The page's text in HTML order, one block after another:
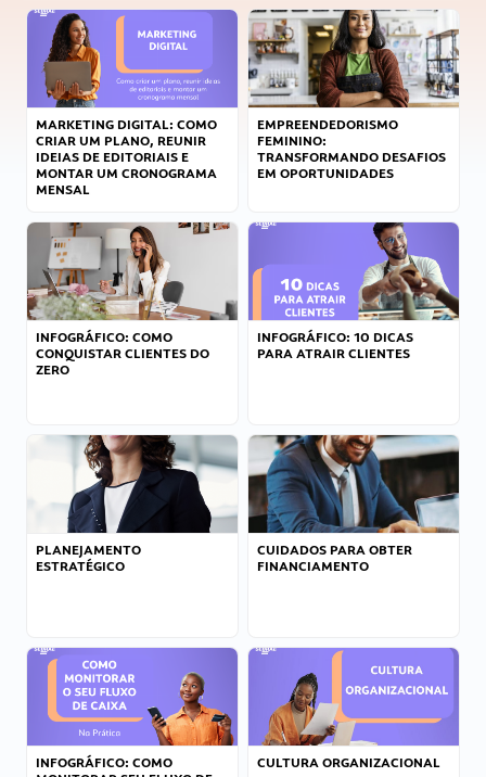
MARKETING DIGITAL: COMO
CRIAR UM PLANO, REUNIR
IDEIAS DE EDITORIAIS E
MONTAR UM CRONOGRAMA
MENSAL
EMPREENDEDORISMO
FEMININO:
TRANSFORMANDO DESAFIOS
EM OPORTUNIDADES
INFOGRÁFICO: COMO
CONQUISTAR CLIENTES DO
ZERO
INFOGRÁFICO: 10 DICAS
PARA ATRAIR CLIENTES
PLANEJAMENTO
ESTRATÉGICO
CUIDADOS PARA OBTER
FINANCIAMENTO
INFOGRÁFICO: COMO
CULTURA ORGANIZACIONAL